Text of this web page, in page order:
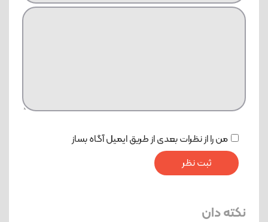
من را از نظرات بعدی از طریق ایمیل آگاه بساز
نکته دان